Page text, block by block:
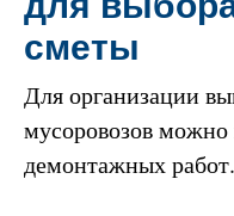
сметы
Для организации
мусоровозов
демонтажных